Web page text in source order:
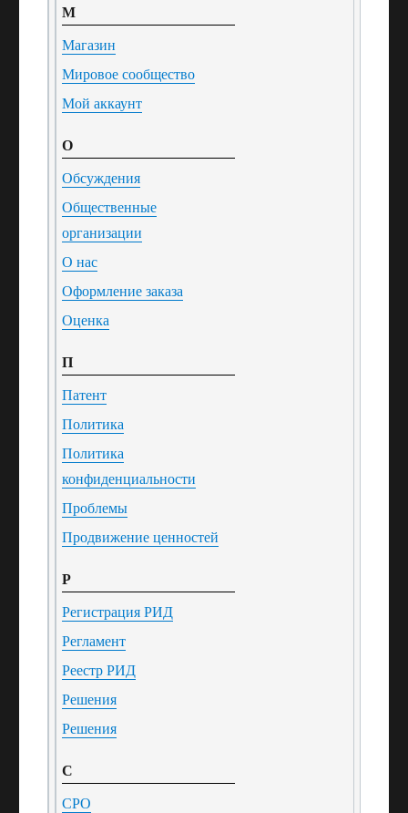
М
Магазин
Мировое сообщество
Мой аккаунт
О
Обсуждения
Общественные
организации
О нас
Оформление заказа
Оценка
П
Патент
Политика
Политика
конфиденциальности
Проблемы
Продвижение ценностей
Р
Регистрация РИД
Регламент
Реестр РИД
Решения
Решения
С
СРО